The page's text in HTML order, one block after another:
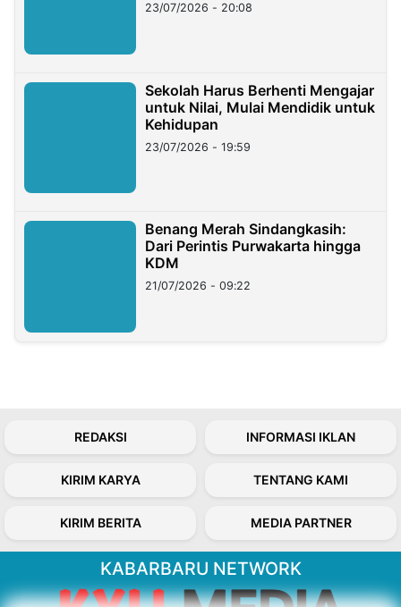
23/07/2026 - 20:08
Sekolah Harus Berhenti Mengajar
untuk Nilai, Mulai Mendidik untuk
Kehidupan
23/07/2026 - 19:59
Benang Merah Sindangkasih:
Dari Perintis Purwakarta hingga
KDM
21/07/2026 - 09:22
REDAKSI INFORMASI IKLAN
KIRIM KARYA TENTANG KAMI
KIRIM BERITA MEDIA PARTNER
KABARBARU NETWORK